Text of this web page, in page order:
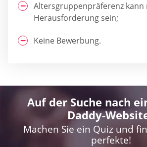
Altersgruppenpräferenz kann
Herausforderung sein;
Keine Bewerbung.
Auf der Suche nach
Daddy-
Machen Sie ein Quiz und
perfekte!